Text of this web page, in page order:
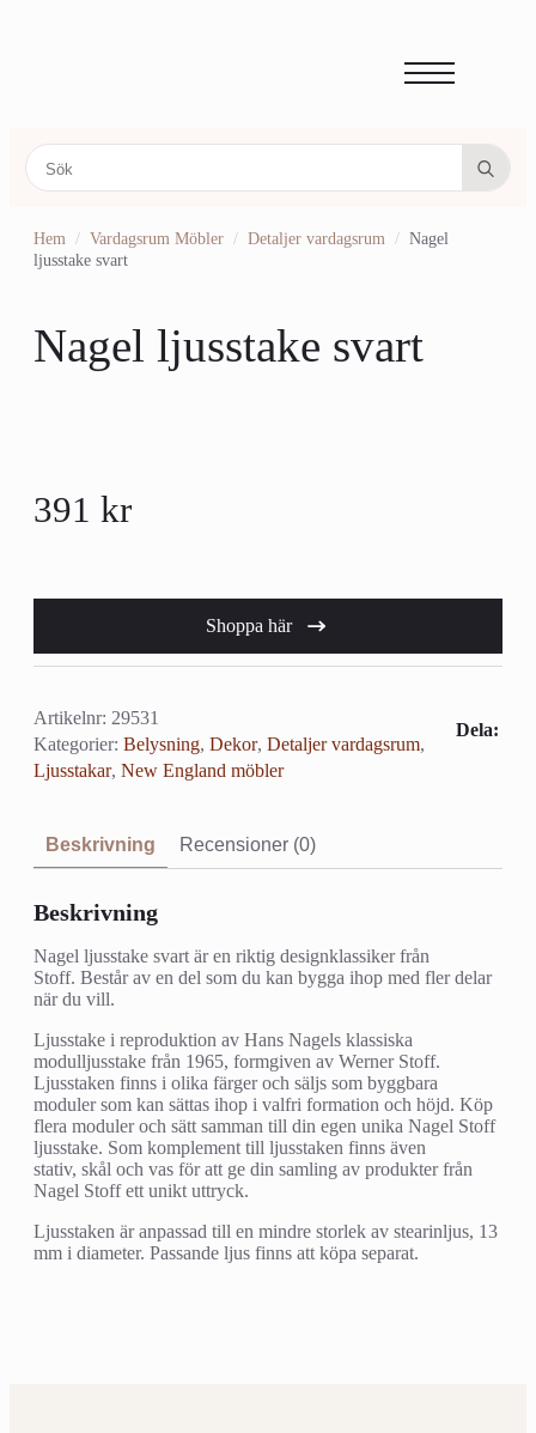
Hem Vardagsrum Möbler Detaljer vardagsrum
Nagel
ljusstake svart
Nagel ljusstake svart
391 kr
Shoppa här
Artikelnr: 29531
Kategorier: Belysning, Dekor, Detaljer vardagsrum,
Ljusstakar, New England möbler
Dela:
Beskrivning Recensioner (0)
Beskrivning
Nagel ljusstake svart är en riktig designklassiker från
Stoff. Består av en del som du kan bygga ihop med fler delar
när du vill.
Ljusstake i reproduktion av Hans Nagels klassiska
modulljusstake från 1965, formgiven av Werner Stoff.
Ljusstaken finns i olika färger och säljs som byggbara
moduler som kan sättas ihop i valfri formation och höjd. Köp
flera moduler och sätt samman till din egen unika Nagel Stoff
ljusstake. Som komplement till ljusstaken finns även
stativ, skål och vas för att ge din samling av produkter från
Nagel Stoff ett unikt uttryck.
Ljusstaken är anpassad till en mindre storlek av stearinljus, 13
mm i diameter. Passande ljus finns att köpa separat.